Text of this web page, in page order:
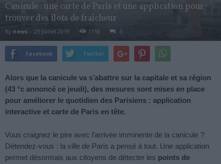
Canicule : une carte de Paris et une application pour
trouver des îlots de fraîcheur
By news - 23 juillet 2019 1150 0
Facebook Twitter
Alors que la canicule va s’abattre sur la capitale et sa région
(43 °c annoncé ce jeudi), des mesures sont mises en place
pour améliorer le quotidien des Parisiens : application
interactive et carte de Paris en tête.
Vous craignez le pire avec l’arrivée imminente de la canicule ?
Détendez-vous : la ville de Paris a pensé à tout. Une application
permet désormais aux citoyens de détecter les points de